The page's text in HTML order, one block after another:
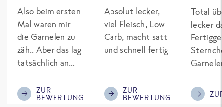
Also beim ersten
Mal waren mir
die Garnelen zu
zäh.. Aber das lag
tatsächlich an
nach 8 Minuten
die Pfanne vom
ZUR
BEWERTUNG
Absolut lecker,
viel Fleisch, Low
Carb, macht satt
und schnell fertig
ZUR
BEWERTUNG
Total
lecker